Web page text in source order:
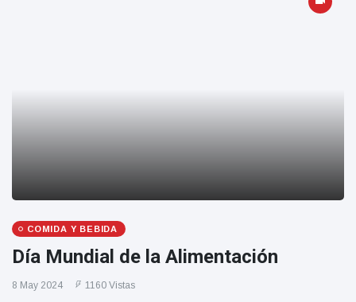
COMIDA Y BEBIDA
Día Mundial de la Alimentación
8 May 2024 1160 Vistas